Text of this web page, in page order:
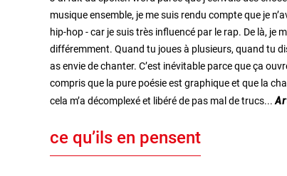
musique ensemble, je me suis rendu compte que je
hip-hop - car je suis très influencé par le rap. De là, je
différemment. Quand tu joues à plusieurs, quand tu
as envie de chanter. C’est inévitable parce que ça
compris que la pure poésie est graphique et que la
cela m’a décomplexé et libéré de pas mal de trucs...
ce qu’ils en pensent